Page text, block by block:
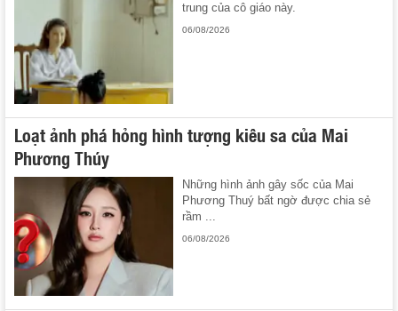
trung của cô giáo này.
06/08/2026
Loạt ảnh phá hỏng hình tượng kiêu sa của Mai
Phương Thúy
Những hình ảnh gây sốc của Mai
Phương Thuý bất ngờ được chia sẻ
rầm ...
06/08/2026